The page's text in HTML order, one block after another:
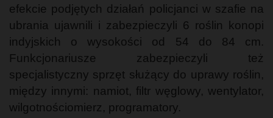
efekcie podjętych działań policjanci w szafie na
ubrania ujawnili i zabezpieczyli 6 roślin konopi
indyjskich o wysokości od 54 do 84 cm.
Funkcjonariusze zabezpieczyli też
specjalistyczny sprzęt służący do uprawy roślin,
między innymi: namiot, filtr węglowy, wentylator,
wilgotnościomierz, programatory.